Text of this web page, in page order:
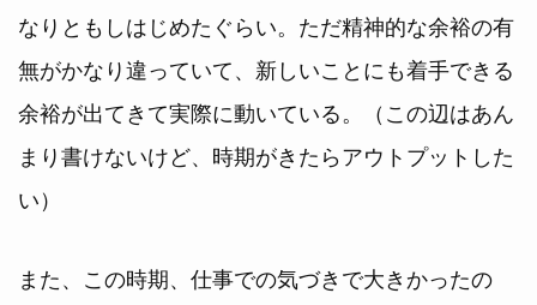
なりともしはじめたぐらい。ただ精神的な余裕の有
無がかなり違っていて、新しいことにも着手できる
余裕が出てきて実際に動いている。（この辺はあん
まり書けないけど、時期がきたらアウトプットした
い）
また、この時期、仕事での気づきで大きかったの